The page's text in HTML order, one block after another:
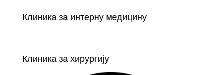
Клиника за интерну медицину
Клиника за хирургију